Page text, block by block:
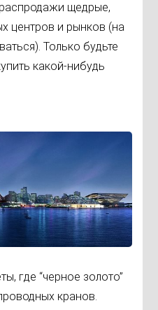
щедрые,
центров и рынков (на
Только будьте
какой-нибудь
где “черное золото”
кранов.